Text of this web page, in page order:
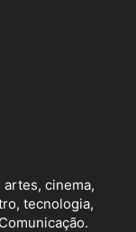
cinema,
tecnologia,